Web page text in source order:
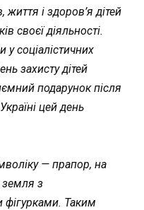
і здоров’я дітей
своєї діяльності.
соціалістичних
захисту дітей
подарунок після
цей день
— прапор, на
земля з
Таким